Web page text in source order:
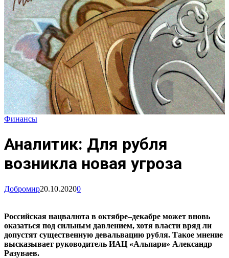
Финансы
Аналитик: Для рубля
возникла новая угроза
Добромир20.10.20200
Российская нацвалюта в октябре–декабре может вновь
оказаться под сильным давлением, хотя власти вряд ли
допустят существенную девальвацию рубля. Такое мнение
высказывает руководитель ИАЦ «Альпари» Александр
Разуваев.